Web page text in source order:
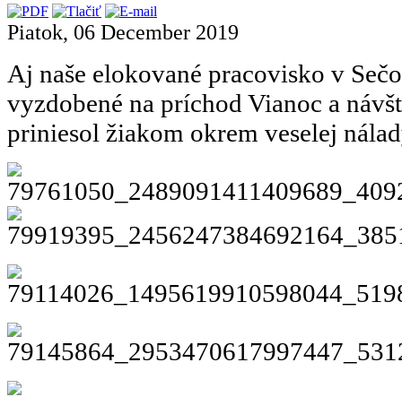
Piatok, 06 December 2019
Aj naše elokované pracovisko v
vyzdobené na príchod Vianoc a
priniesol žiakom okrem veselej